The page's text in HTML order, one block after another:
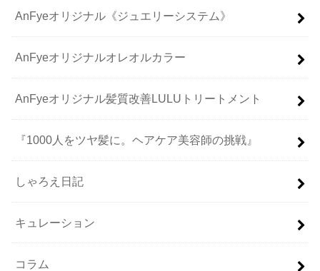
AnFyeオリジナル《ジュエリーシステム》
AnFyeオリジナルオレオルカラー
AnFyeオリジナル髪質改善LULUトリートメント
『1000人をツヤ髪に。ヘアケア美容師の挑戦』
しゃろえ日記
キュレーション
コラム